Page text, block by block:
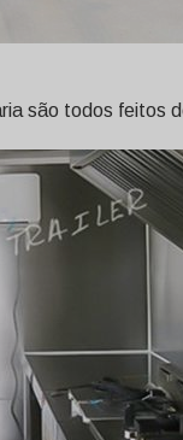
são todos feitos